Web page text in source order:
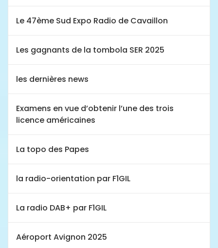
Le 47ème Sud Expo Radio de Cavaillon
Les gagnants de la tombola SER 2025
les dernières news
Examens en vue d’obtenir l’une des trois
licence américaines
La topo des Papes
la radio-orientation par F1GIL
La radio DAB+ par F1GIL
Aéroport Avignon 2025